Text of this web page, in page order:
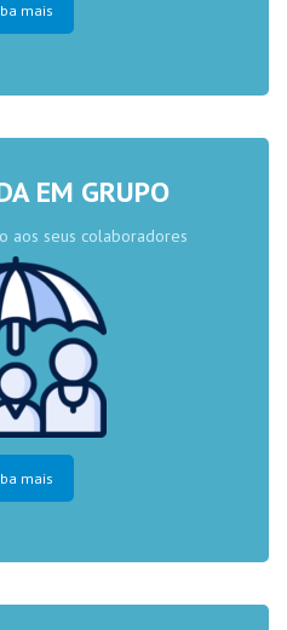
mais
EM GRUPO
aos seus colaboradores
mais